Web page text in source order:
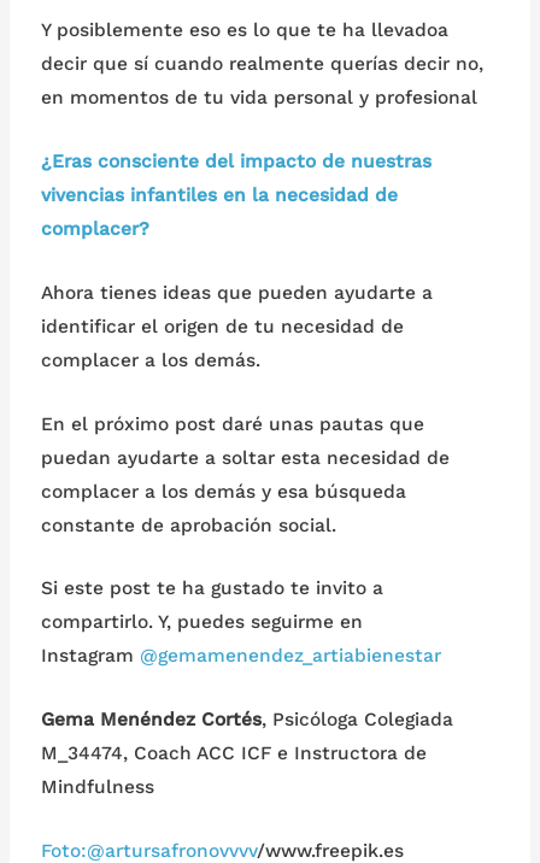
Y posiblemente eso es lo que te ha llevadoa
decir que sí cuando realmente querías decir no,
en momentos de tu vida personal y profesional
¿Eras consciente del impacto de nuestras
vivencias infantiles en la necesidad de
complacer?
Ahora tienes ideas que pueden ayudarte a
identificar el origen de tu necesidad de
complacer a los demás.
En el próximo post daré unas pautas que
puedan ayudarte a soltar esta necesidad de
complacer a los demás y esa búsqueda
constante de aprobación social.
Si este post te ha gustado te invito a
compartirlo. Y, puedes seguirme en
Instagram @gemamenendez_artiabienestar
Gema Menéndez Cortés, Psicóloga Colegiada
M_34474, Coach ACC ICF e Instructora de
Mindfulness
Foto:@artursafronovvvv/www.freepik.es